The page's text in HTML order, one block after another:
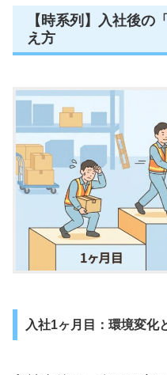
【時系列】入社後の
え方
入社1ヶ月目：環境変化